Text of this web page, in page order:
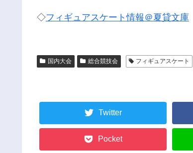
◇フィギュアスケート情報＠夏貸文庫
国内大会 総合競技会 フィギュアスケート
Twitter
Pocket